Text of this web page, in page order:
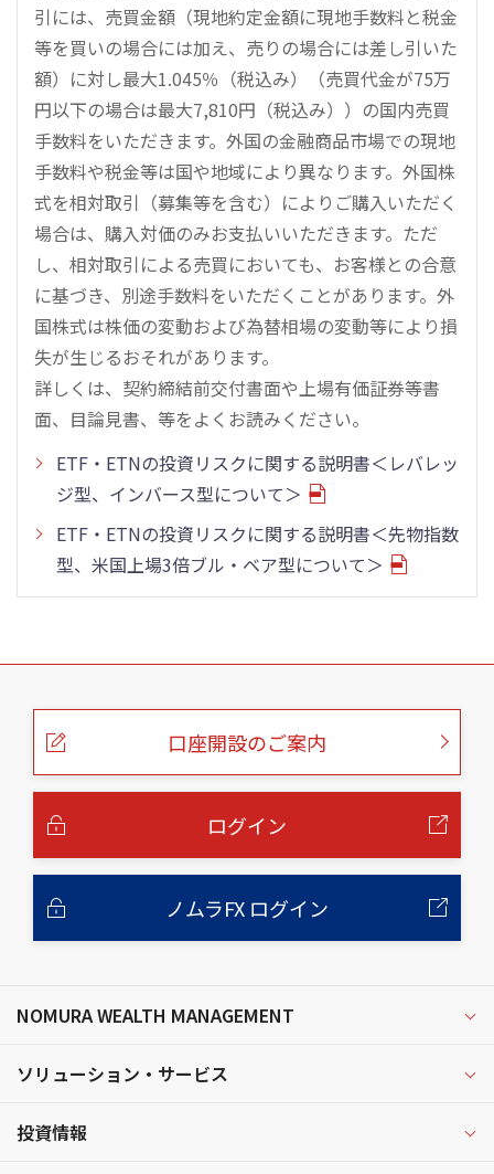
引には、売買金額（現地約定金額に現地手数料と税金
等を買いの場合には加え、売りの場合には差し引いた
額）に対し最大1.045％（税込み）（売買代金が75万
円以下の場合は最大7,810円（税込み））の国内売買
手数料をいただきます。外国の金融商品市場での現地
手数料や税金等は国や地域により異なります。外国株
式を相対取引（募集等を含む）によりご購入いただく
場合は、購入対価のみお支払いいただきます。ただ
し、相対取引による売買においても、お客様との合意
に基づき、別途手数料をいただくことがあります。外
国株式は株価の変動および為替相場の変動等により損
失が生じるおそれがあります。
詳しくは、契約締結前交付書面や上場有価証券等書
面、目論見書、等をよくお読みください。
ETF・ETNの投資リスクに関する説明書＜レバレッ
ジ型、インバース型について＞
ETF・ETNの投資リスクに関する説明書＜先物指数
型、米国上場3倍ブル・ベア型について＞
こ
口座開設のご案内
ログイン
ノムラFX ログイン
NOMURA WEALTH MANAGEMENT
ソリューション・サービス
投資情報